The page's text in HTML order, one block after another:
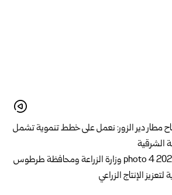
مطار دير الزور: نعمل على خطط تنموية تشمل
الشرقية